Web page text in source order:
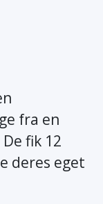
fra en
fik 12
deres eget